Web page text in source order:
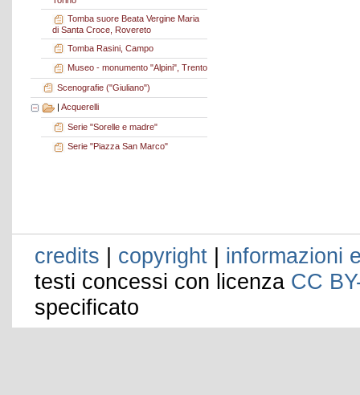
Tomba suore Beata Vergine Maria
di Santa Croce, Rovereto
Tomba Rasini, Campo
Museo - monumento "Alpini", Trento
Scenografie ("Giuliano")
Acquerelli
Serie "Sorelle e madre"
Serie "Piazza San Marco"
credits | copyright | informazioni
testi concessi con licenza CC
specificato